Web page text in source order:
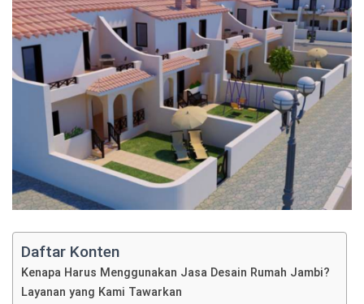
Daftar Konten
Kenapa Harus Menggunakan Jasa Desain Rumah Jambi?
Layanan yang Kami Tawarkan